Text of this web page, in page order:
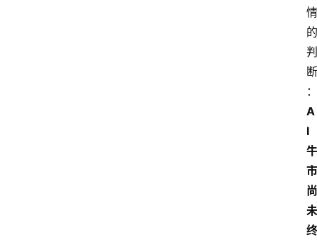
情
的
判
断
：
A
I
牛
市
尚
未
终